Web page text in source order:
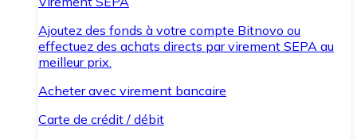
Ajoutez des fonds à votre compte Bitnovo ou
effectuez des achats directs par virement SEPA au
meilleur prix.
Acheter avec virement bancaire
Carte de crédit / débit